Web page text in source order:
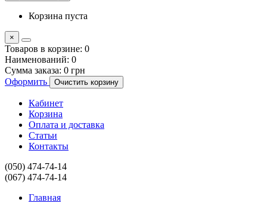
Корзина пуста
×
Товаров в корзине: 0
Наименований: 0
Сумма заказа: 0 грн
Оформить
Очистить корзину
Кабинет
Корзина
Оплата и доставка
Статьи
Контакты
(050) 474-74-14
(067) 474-74-14
Главная